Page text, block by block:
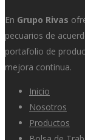
En Grupo Rivas
pecuarios de
portafolio de
mejora continua.
Inicio
Nosotros
Productos